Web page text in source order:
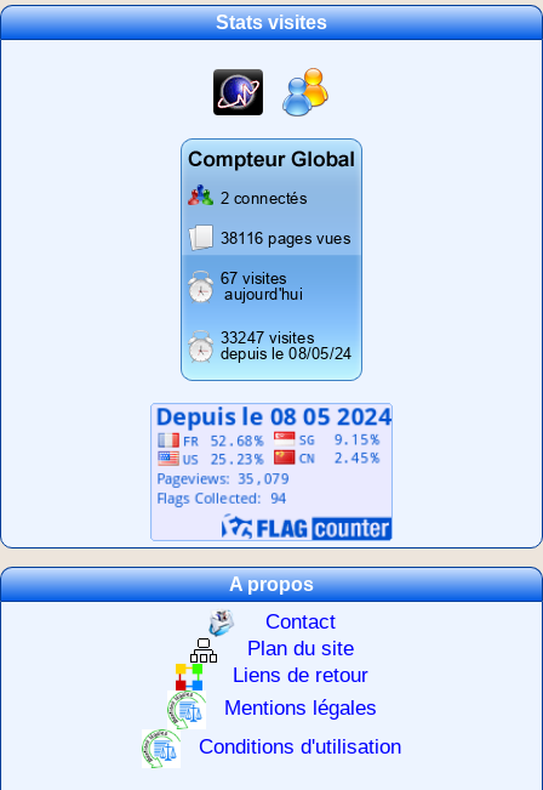
Stats visites
A propos
Contact
Plan du site
Liens de retour
Mentions légales
Conditions d'utilisation